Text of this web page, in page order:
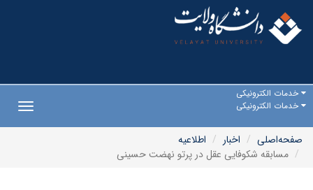
خدمات الکترونیکی
خدمات الکترونیکی
صفحه‌اصلی
اخبار
اطلاعیه
مسابقه شکوفایی عقل در پرتو نهضت حسینی